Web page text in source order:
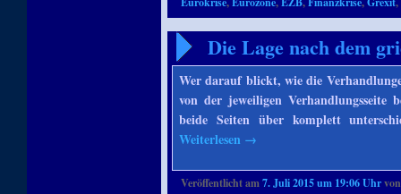
Die Lage nach dem
Wer darauf blickt, wie die
von der jeweiligen Verhandlungsseite
beide Seiten über komplett
Weiterlesen →
Veröffentlicht am7. Juli 2015 um 19:06 Uhr